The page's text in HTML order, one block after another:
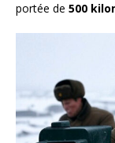
portée de 500